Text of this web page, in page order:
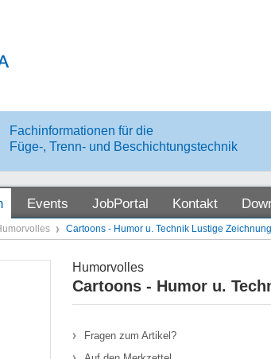
Fachinformationen für die
Füge-, Trenn- und Beschichtungstechnik
Events JobPortal Kontakt
Cartoons - Humor u. Technik Lustige
Humorvolles
Cartoons - Humor u.
Fragen zum Artikel?